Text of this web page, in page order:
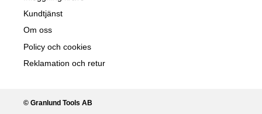
Kundtjänst
Om oss
Policy och cookies
Reklamation och retur
© Granlund Tools AB